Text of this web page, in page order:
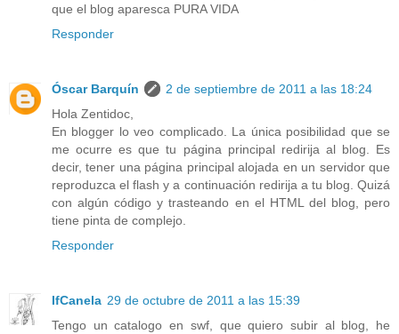
que el blog aparesca PURA VIDA
Responder
Óscar Barquín
2 de septiembre de 2011 a las 18:24
Hola Zentidoc,
En blogger lo veo complicado. La única posibilidad que se
me ocurre es que tu página principal redirija al blog. Es
decir, tener una página principal alojada en un servidor que
reproduzca el flash y a continuación redirija a tu blog. Quizá
con algún código y trasteando en el HTML del blog, pero
tiene pinta de complejo.
Responder
IfCanela 29 de octubre de 2011 a las 15:39
Tengo un catalogo en swf, que quiero subir al blog, he